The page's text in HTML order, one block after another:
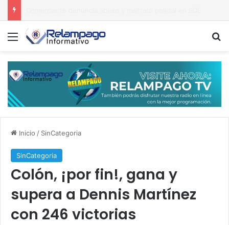
Menú
Inicio / SinCategoria
SinCategoria
Colón, ¡por fin!, gana y
supera a Dennis Martínez
con 246 victorias